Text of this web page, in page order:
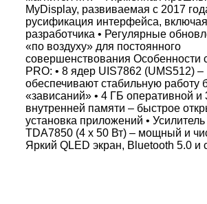
MyDisplay, развиваемая с 2017
русификация интерфейса,
разработчика • Регулярные
«по воздуху» для постоянного
совершенствования Особенности
PRO: • 8 ядер UIS7862 (UMS512) –
обеспечивают стабильную работу
«зависаний» • 4 ГБ оперативной и
внутренней памяти – быстрое
установка приложений • Усилитель
TDA7850 (4 x 50 Вт) – мощный и
Яркий QLED экран, Bluetooth 5.0 и